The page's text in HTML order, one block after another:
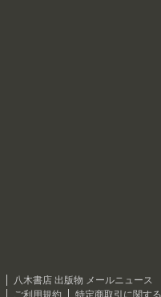
八木書店 出版物 メールニュース